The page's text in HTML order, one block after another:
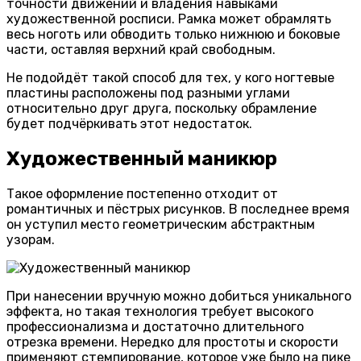
точности движений и владения навыками
художественной росписи. Рамка может обрамлять
весь ноготь или обводить только нижнюю и боковые
части, оставляя верхний край свободным.
Не подойдёт такой способ для тех, у кого ногтевые
пластины расположены под разными углами
относительно друг друга, поскольку обрамление
будет подчёркивать этот недостаток.
Художественный маникюр
Такое оформление постепенно отходит от
романтичных и пёстрых рисунков. В последнее время
он уступил место геометрическим абстрактным
узорам.
При нанесении вручную можно добиться уникального
эффекта, но такая технология требует высокого
профессионализма и достаточно длительного
отрезка времени. Нередко для простоты и скорости
применяют стемпирование, которое уже было на пике